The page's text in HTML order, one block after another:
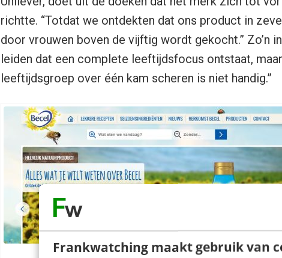
Frankwatching maakt gebruik van
richtte. “Totdat we ontdekten dat ons product in
door vrouwen boven de vijftig wordt gekocht.” Zo’n
leiden dat een complete leeftijdsfocus ontstaat,
leeftijdsgroep over één kam scheren is niet handig.”
Becel: voortdurend in gesprek met de doelgroep